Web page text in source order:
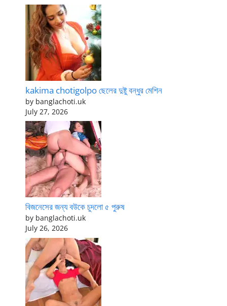
kakima chotigolpo ছেলের দুষ্টু বন্ধুর মেশিন
by banglachoti.uk
July 27, 2026
বিজনেসের জন্য বউকে চুদলো ৫ পুরুষ
by banglachoti.uk
July 26, 2026